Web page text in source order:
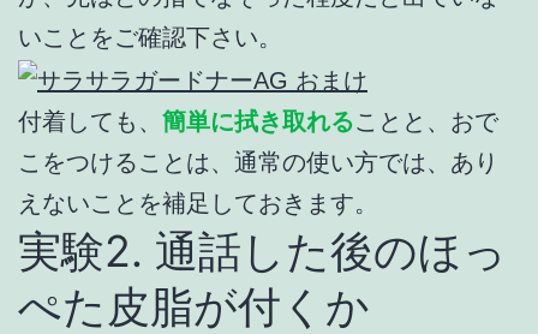
いことをご確認下さい。
付着しても、 簡単に拭き取れることと、おで
こをつけることは、通常の使い方では、あり
えないことを補足しておきます。
実験2. 通話した後のほっ
ぺた皮脂が付くか